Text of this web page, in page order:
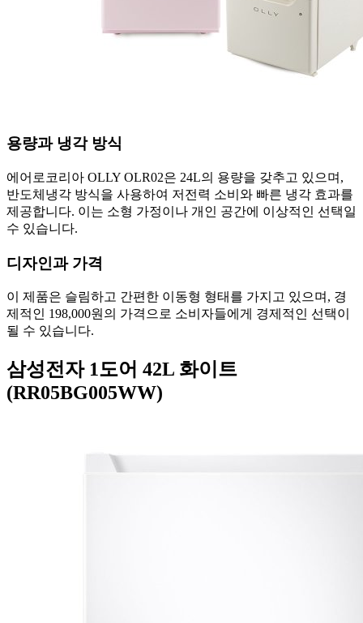
용량과 냉각 방식
에어로코리아 OLLY OLR02은 24L의 용량을 갖추고 있으며,
반도체냉각 방식을 사용하여 저전력 소비와 빠른 냉각 효과를
제공합니다. 이는 소형 가정이나 개인 공간에 이상적인 선택일
수 있습니다.
디자인과 가격
이 제품은 슬림하고 간편한 이동형 형태를 가지고 있으며, 경
제적인 198,000원의 가격으로 소비자들에게 경제적인 선택이
될 수 있습니다.
삼성전자 1도어 42L 화이트
(RR05BG005WW)